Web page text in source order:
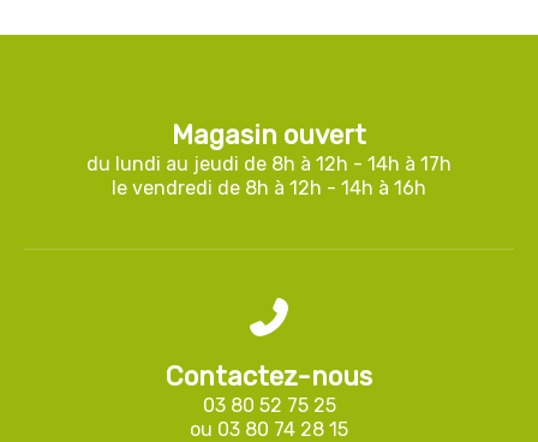
Magasin ouvert
du lundi au jeudi de 8h à 12h - 14h à 17h
le vendredi de 8h à 12h - 14h à 16h
Contactez-nous
03 80 52 75 25
ou 03 80 74 28 15